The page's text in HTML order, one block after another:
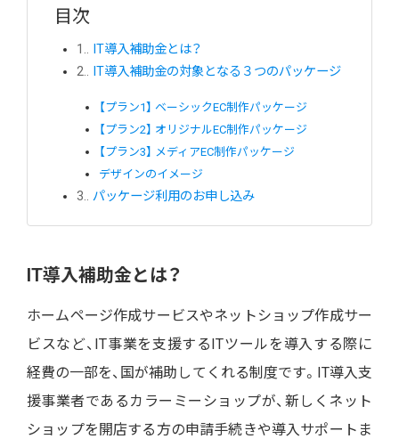
目次
1.
IT導入補助金とは？
2.
IT導入補助金の対象となる３つのパッケージ
【プラン1】 ベーシックEC制作パッケージ
【プラン2】 オリジナルEC制作パッケージ
【プラン3】 メディアEC制作パッケージ
デザインのイメージ
3. パッケージ利用のお申し込み
IT導入補助金とは？
ホームページ作成サービスやネットショップ作成サー
ビスなど、IT事業を支援するITツールを導入する際に
経費の一部を、国が補助してくれる制度です。IT導入支
援事業者であるカラーミーショップが、新しくネット
ショップを開店する方の申請手続きや導入サポートま